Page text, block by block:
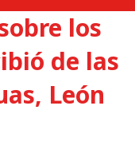
los
de las
León